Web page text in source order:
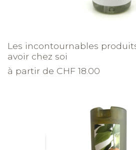
Les incontournables
avoir chez soi
à partir de CHF 18.00